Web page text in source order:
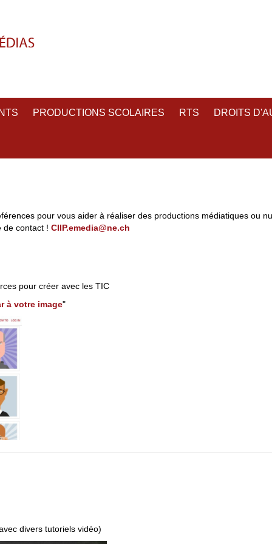
PRODUCTIONS SCOLAIRES RTS DROITS
pour vous aider à réaliser des productions médiatiques ou
de contact ! CIIP.emedia@ne.ch
pour créer avec les TIC
à votre image"
divers tutoriels vidéo)